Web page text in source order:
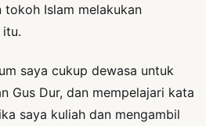
tokoh Islam melakukan
itu.
saya cukup dewasa untuk
Gus Dur, dan mempelajari kata
saya kuliah dan mengambil